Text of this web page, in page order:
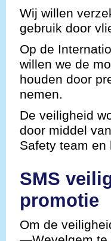
Wij willen
gebruik door
Op de
willen we de
houden door
nemen.
De veiligheid
door middel
Safety team
SMS
promotie
Om de